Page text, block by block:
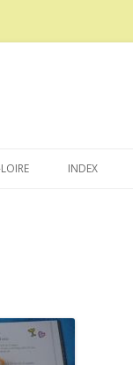
INDEX